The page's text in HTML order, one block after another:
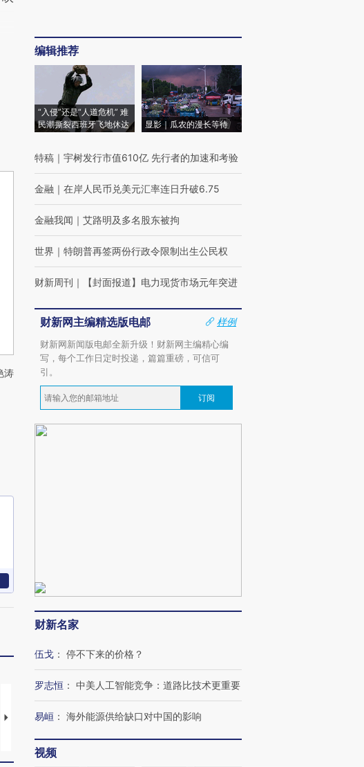
涛
视线｜“入侵”还是“人道危
飞地休达
湖北宜昌局部短时降雨
4000人
米
编辑推荐
“入侵”还是“人道危机” 难
民潮撕裂西班牙飞地休达
显影｜瓜农的漫长等待
特稿 ｜ 宇树发行市值610亿 先行者的加速和考验
金融 ｜ 在岸人民币兑美元汇率连日升破6.75
金融我闻 ｜ 艾路明及多名股东被拘
世界 ｜ 特朗普再签两份行政令限制出生公民权
财新周刊 ｜ 【封面报道】电力现货市场元年突进
财新网主编精选版电邮
样例
财新网新闻版电邮全新升级！财新网主编精心编
写，每个工作日定时投递，篇篇重磅，可信可
引。
订阅
财新名家
伍戈 ： 停不下来的价格？
罗志恒 ： 中美人工智能竞争：道路比技术更重要
易峘 ： 海外能源供给缺口对中国的影响
视频